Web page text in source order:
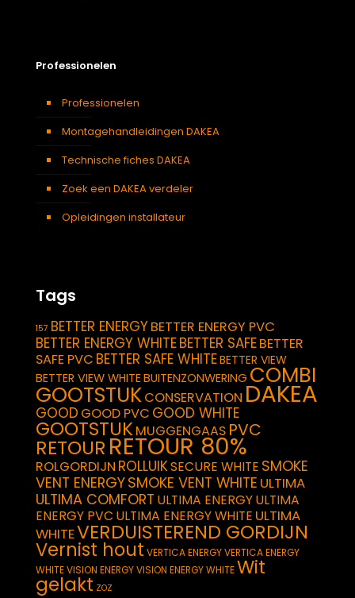
Professionelen
Professionelen
Montagehandleidingen DAKEA
Technische fiches DAKEA
Zoek een DAKEA verdeler
Opleidingen installateur
Tags
157 BETTER ENERGYBETTER ENERGY PVC
BETTER ENERGY WHITEBETTER SAFEBETTER
SAFE PVC BETTER SAFE WHITEBETTER VIEW
BETTER VIEW WHITEBUITENZONWERING COMBI
GOOTSTUKCONSERVATION DAKEA
GOOD GOOD PVC GOOD WHITE
GOOTSTUKMUGGENGAAS PVC
RETOUR RETOUR 80%
ROLGORDIJN ROLLUIKSECURE WHITE SMOKE
VENT ENERGYSMOKE VENT WHITE ULTIMA
ULTIMA COMFORT ULTIMA ENERGYULTIMA
ENERGY PVC ULTIMA ENERGY WHITE ULTIMA
WHITEVERDUISTEREND GORDIJN
Vernist hout VERTICA ENERGYVERTICA ENERGY
WHITEVISION ENERGYVISION ENERGY WHITEWit
gelakt ZOZ